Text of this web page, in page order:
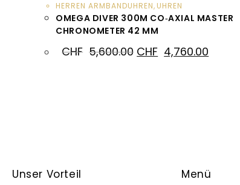
HERREN ARMBANDUHREN, UHREN
OMEGA DIVER 300M CO‑AXIAL MASTER
CHRONOMETER 42 MM
CHF 5,600.00 CHF 4,760.00
Unser Vorteil Menü